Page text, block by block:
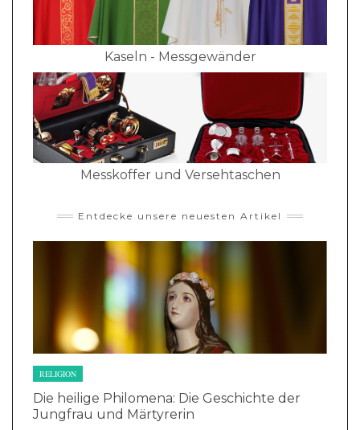
Kaseln - Messgewänder
Messkoffer und Versehtaschen
Entdecke unsere neuesten Artikel
RELIGION
Die heilige Philomena: Die Geschichte der
Jungfrau und Märtyrerin